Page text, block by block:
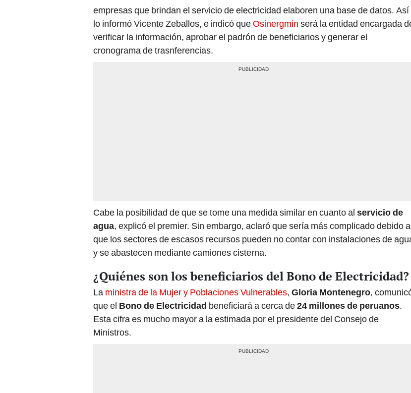
lo informó Vicente Zeballos, e indicó queOsinergminserá la entidad encargada de
verificar la información, aprobar el padrón de beneficiarios y generar el
cronograma de trasnferencias.
agua, explicó el premier. Sin embargo, aclaró que sería más complicado debido a
que los sectores de escasos recursos pueden no contar con instalaciones de agua
y se abastecen mediante camiones cisterna.
Laministra de la Mujer y Poblaciones Vulnerables,Gloria Montenegro, comunicó
que elBono de Electricidadbeneficiará a cerca de24 millones de peruanos.
Esta cifra es mucho mayor a la estimada por el presidente del Consejo de
Ministros.